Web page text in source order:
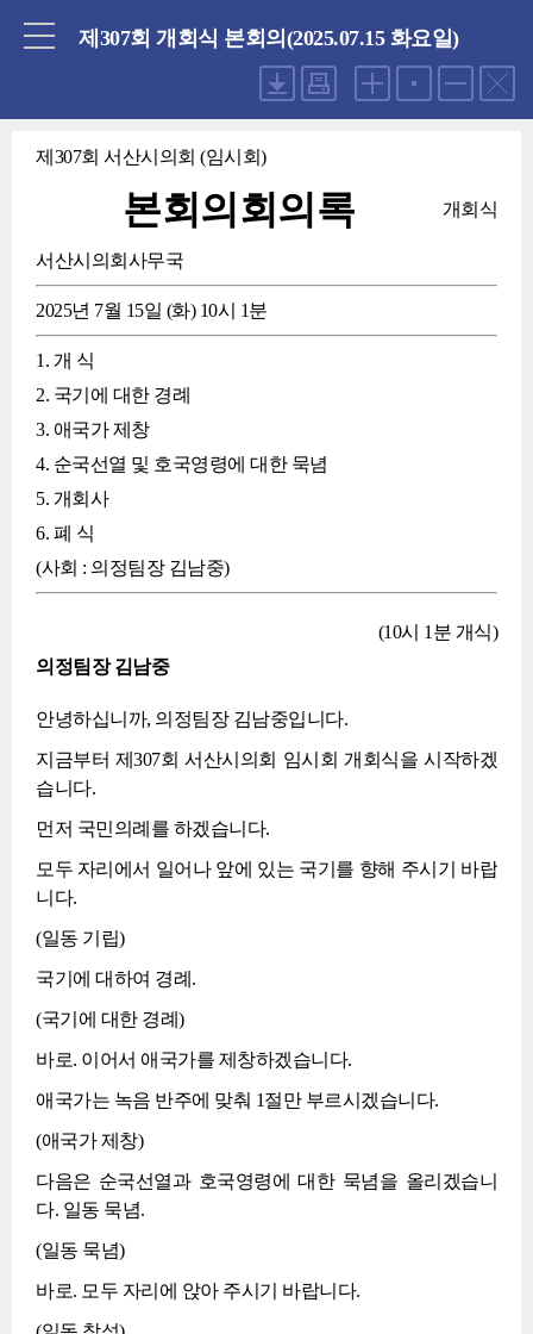
제307회 개회식 본회의(2025.07.15 화요일)
제307회 서산시의회 (임시회)
본회의회의록 개회식
서산시의회사무국
2025년 7월 15일 (화) 10시 1분
1. 개 식
2. 국기에 대한 경례
3. 애국가 제창
4. 순국선열 및 호국영령에 대한 묵념
5. 개회사
6. 폐 식
(사회 : 의정팀장 김남중)
(10시 1분 개식)
의정팀장 김남중
안녕하십니까, 의정팀장 김남중입니다.
지금부터 제307회 서산시의회 임시회 개회식을 시작하겠
습니다.
먼저 국민의례를 하겠습니다.
모두 자리에서 일어나 앞에 있는 국기를 향해 주시기 바랍
니다.
(일동 기립)
국기에 대하여 경례.
(국기에 대한 경례)
바로. 이어서 애국가를 제창하겠습니다.
애국가는 녹음 반주에 맞춰 1절만 부르시겠습니다.
(애국가 제창)
다음은 순국선열과 호국영령에 대한 묵념을 올리겠습니
다. 일동 묵념.
(일동 묵념)
바로. 모두 자리에 앉아 주시기 바랍니다.